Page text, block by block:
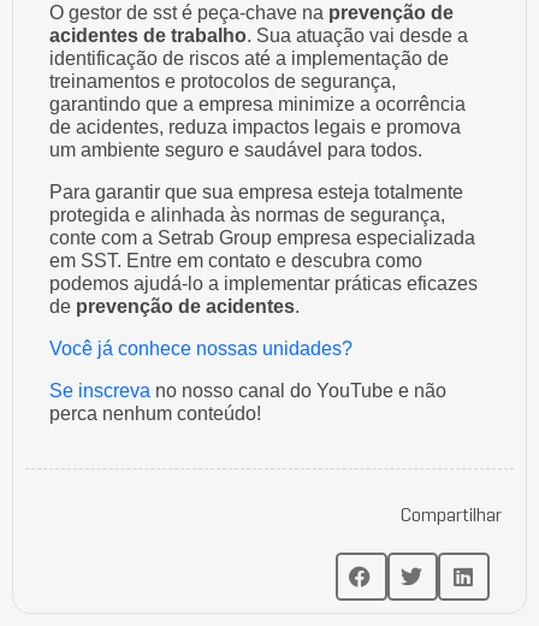
O gestor de sst é peça-chave na prevenção de
acidentes de trabalho. Sua atuação vai desde a
identificação de riscos até a implementação de
treinamentos e protocolos de segurança,
garantindo que a empresa minimize a ocorrência
de acidentes, reduza impactos legais e promova
um ambiente seguro e saudável para todos.
Para garantir que sua empresa esteja totalmente
protegida e alinhada às normas de segurança,
conte com a Setrab Group empresa especializada
em SST. Entre em contato e descubra como
podemos ajudá-lo a implementar práticas eficazes
de prevenção de acidentes.
Você já conhece nossas unidades?
Se inscreva no nosso canal do YouTube e não
perca nenhum conteúdo!
Compartilhar